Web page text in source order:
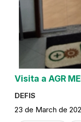
Visita a AGR
DEFIS
23 de March de